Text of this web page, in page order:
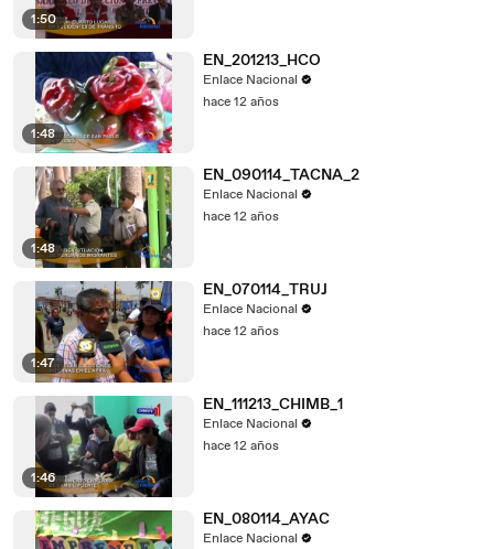
1:50
1:48
EN_201213_HCO
Enlace Nacional
hace 12 años
1:48
EN_090114_TACNA_2
Enlace Nacional
hace 12 años
1:47
EN_070114_TRUJ
Enlace Nacional
hace 12 años
1:46
EN_111213_CHIMB_1
Enlace Nacional
hace 12 años
EN_080114_AYAC
Enlace Nacional